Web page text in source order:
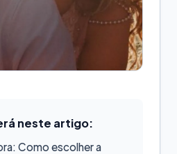
neste artigo:
Como escolher a